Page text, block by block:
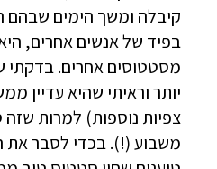
קיבלה ומשך הימים שבהם
בפיד של אנשים אחרים,
מסטטוסים אחרים. בדקתי
צפיות נוספות) למרות
משבוע (!). בכדי לסבר את